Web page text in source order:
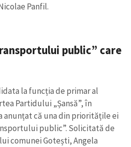
на русском
Panfil.
public” care
la funcția de primar al
Partidului „Șansă”, în
anunțat că una din prioritățile ei
public”. Solicitată de
comunei Gotești, Angela